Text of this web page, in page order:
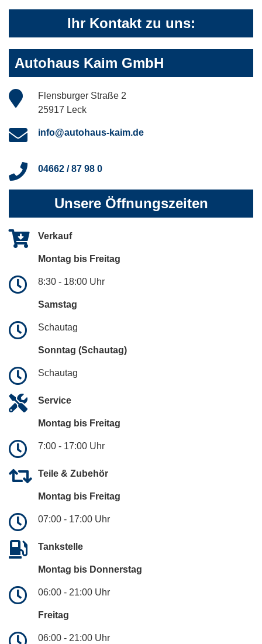
Ihr Kontakt zu uns:
Autohaus Kaim GmbH
Flensburger Straße 2
25917 Leck
info@autohaus-kaim.de
04662 / 87 98 0
Unsere Öffnungszeiten
Verkauf
Montag bis Freitag
8:30 - 18:00 Uhr
Samstag
Schautag
Sonntag (Schautag)
Schautag
Service
Montag bis Freitag
7:00 - 17:00 Uhr
Teile & Zubehör
Montag bis Freitag
07:00 - 17:00 Uhr
Tankstelle
Montag bis Donnerstag
06:00 - 21:00 Uhr
Freitag
06:00 - 21:00 Uhr